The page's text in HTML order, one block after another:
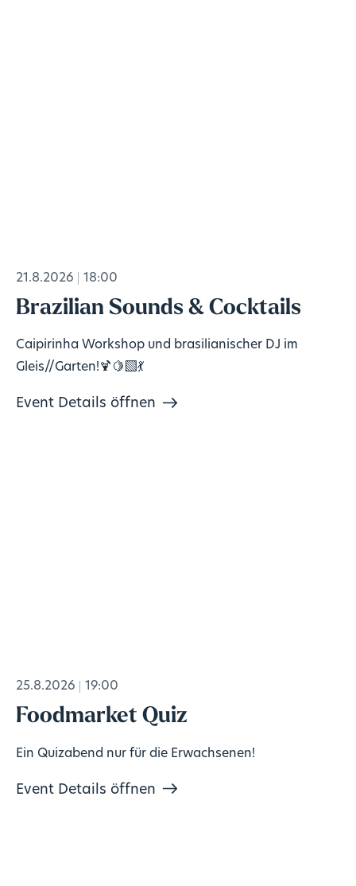
21.8.2026 18:00
Brazilian Sounds & Cocktails
Caipirinha Workshop und brasilianischer DJ im
Gleis//Garten!🍹🍋‍🟩💃
Event Details öffnen
25.8.2026 19:00
Foodmarket Quiz
Ein Quizabend nur für die Erwachsenen!
Event Details öffnen